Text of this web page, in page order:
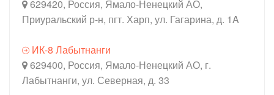
629420, Россия, Ямало-Ненецкий АО,
Приуральский р-н, пгт. Харп, ул. Гагарина, д. 1A
ИК-8 Лабытнанги
629400, Россия, Ямало-Ненецкий АО, г.
Лабытнанги, ул. Северная, д. 33